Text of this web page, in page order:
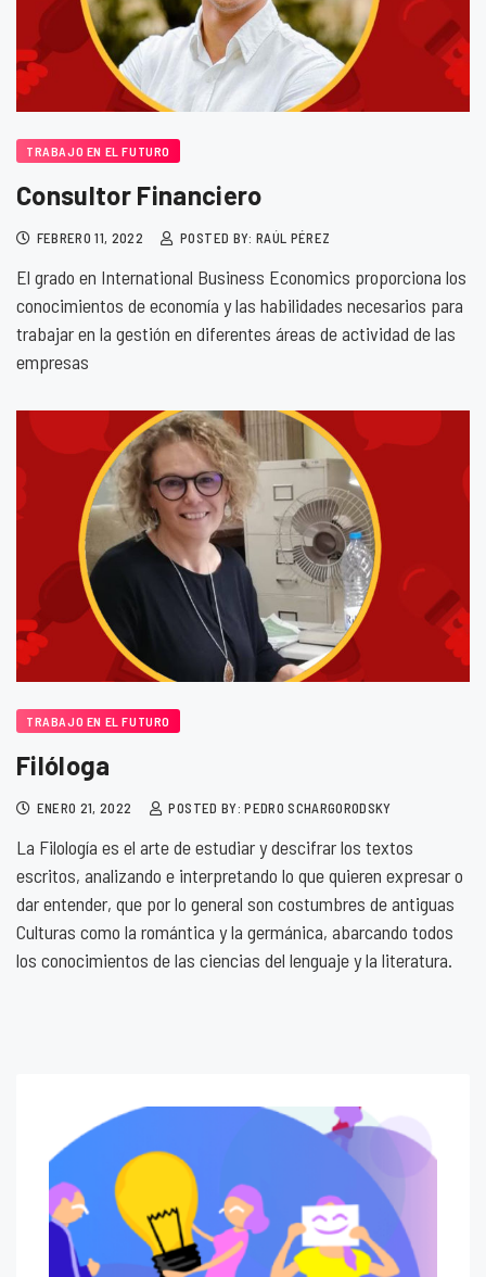
TRABAJO EN EL FUTURO
Consultor Financiero
FEBRERO 11, 2022 POSTED BY: RAÚL PÉREZ
El grado en International Business Economics proporciona los
conocimientos de economía y las habilidades necesarios para
trabajar en la gestión en diferentes áreas de actividad de las
empresas
TRABAJO EN EL FUTURO
Filóloga
ENERO 21, 2022 POSTED BY: PEDRO SCHARGORODSKY
La Filología es el arte de estudiar y descifrar los textos
escritos, analizando e interpretando lo que quieren expresar o
dar entender, que por lo general son costumbres de antiguas
Culturas como la romántica y la germánica, abarcando todos
los conocimientos de las ciencias del lenguaje y la literatura.